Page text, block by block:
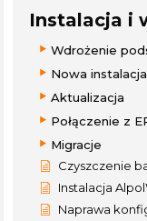
Instalacja i
Wdrożenie
Nowa instalacja
Aktualizacja
Połączenie z
Migracje
Czyszczenie
Instalacja
Naprawa